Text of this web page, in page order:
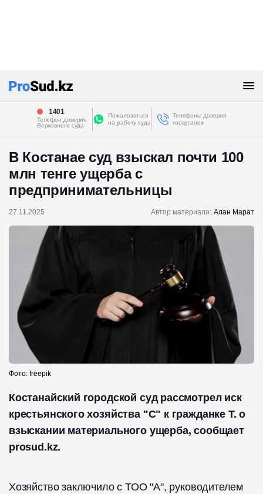
1401
Телефон доверия
Верховного суда
Пожаловаться
на работу суда
Телефоны доверия
госорганов
В Костанае суд взыскал почти 100
млн тенге ущерба с
предпринимательницы
27.11.2025 Автор материала: Алан Марат
Фото: freepik
Костанайский городской суд рассмотрел иск
крестьянского хозяйства "С" к гражданке Т. о
взыскании материального ущерба, сообщает
prosud.kz.
Хозяйство заключило с ТОО "А", руководителем